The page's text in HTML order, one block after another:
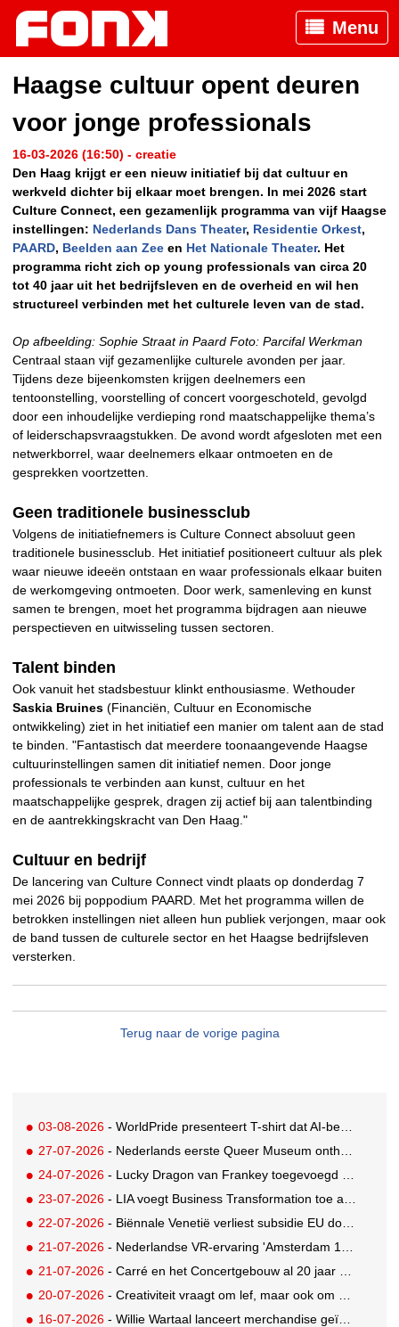
Menu
Haagse cultuur opent deuren
voor jonge professionals
16-03-2026 (16:50) - creatie
Den Haag krijgt er een nieuw initiatief bij dat cultuur en
werkveld dichter bij elkaar moet brengen. In mei 2026 start
Culture Connect, een gezamenlijk programma van vijf Haagse
instellingen: Nederlands Dans Theater, Residentie Orkest,
PAARD, Beelden aan Zee en Het Nationale Theater. Het
programma richt zich op young professionals van circa 20
tot 40 jaar uit het bedrijfsleven en de overheid en wil hen
structureel verbinden met het culturele leven van de stad.
Op afbeelding: Sophie Straat in Paard Foto: Parcifal Werkman
Centraal staan vijf gezamenlijke culturele avonden per jaar.
Tijdens deze bijeenkomsten krijgen deelnemers een
tentoonstelling, voorstelling of concert voorgeschoteld, gevolgd
door een inhoudelijke verdieping rond maatschappelijke thema’s
of leiderschapsvraagstukken. De avond wordt afgesloten met een
netwerkborrel, waar deelnemers elkaar ontmoeten en de
gesprekken voortzetten.
Geen traditionele businessclub
Volgens de initiatiefnemers is Culture Connect absoluut geen
traditionele businessclub. Het initiatief positioneert cultuur als plek
waar nieuwe ideeën ontstaan en waar professionals elkaar buiten
de werkomgeving ontmoeten. Door werk, samenleving en kunst
samen te brengen, moet het programma bijdragen aan nieuwe
perspectieven en uitwisseling tussen sectoren.
Talent binden
Ook vanuit het stadsbestuur klinkt enthousiasme. Wethouder
Saskia Bruines (Financiën, Cultuur en Economische
ontwikkeling) ziet in het initiatief een manier om talent aan de stad
te binden. "Fantastisch dat meerdere toonaangevende Haagse
cultuurinstellingen samen dit initiatief nemen. Door jonge
professionals te verbinden aan kunst, cultuur en het
maatschappelijke gesprek, dragen zij actief bij aan talentbinding
en de aantrekkingskracht van Den Haag."
Cultuur en bedrijf
De lancering van Culture Connect vindt plaats op donderdag 7
mei 2026 bij poppodium PAARD. Met het programma willen de
betrokken instellingen niet alleen hun publiek verjongen, maar ook
de band tussen de culturele sector en het Haagse bedrijfsleven
versterken.
Terug naar de vorige pagina
03-08-2026 - WorldPride presenteert T-shirt dat AI-bewakingscamera's misleidt
27-07-2026 - Nederlands eerste Queer Museum onthult nieuwe visuele identiteit
24-07-2026 - Lucky Dragon van Frankey toegevoegd aan vaste opstelling STRAAT Museum
23-07-2026 - LIA voegt Business Transformation toe als prijzencategorie
22-07-2026 - Biënnale Venetië verliest subsidie EU door deelname Rusland
21-07-2026 - Nederlandse VR-ervaring 'Amsterdam 1652' geselecteerd voor filmfestival Venetië
21-07-2026 - Carré en het Concertgebouw al 20 jaar absolute favorieten van cultuurpubliek
20-07-2026 - Creativiteit vraagt om lef, maar ook om een plan voor als het misgaat
16-07-2026 - Willie Wartaal lanceert merchandise geïnspireerd op spraakmakende The Voice-outfits